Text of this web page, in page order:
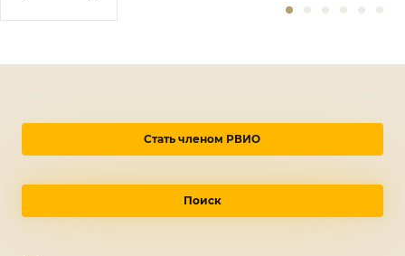
Стать членом РВИО
Поиск